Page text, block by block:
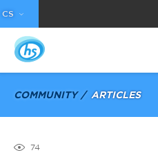
CS
COMMUNITY ARTICLES
74